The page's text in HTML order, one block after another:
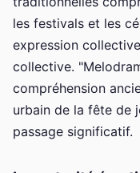
les festivals et les
expression
collective.
compréhension
urbain de la fête de
passage significatif.